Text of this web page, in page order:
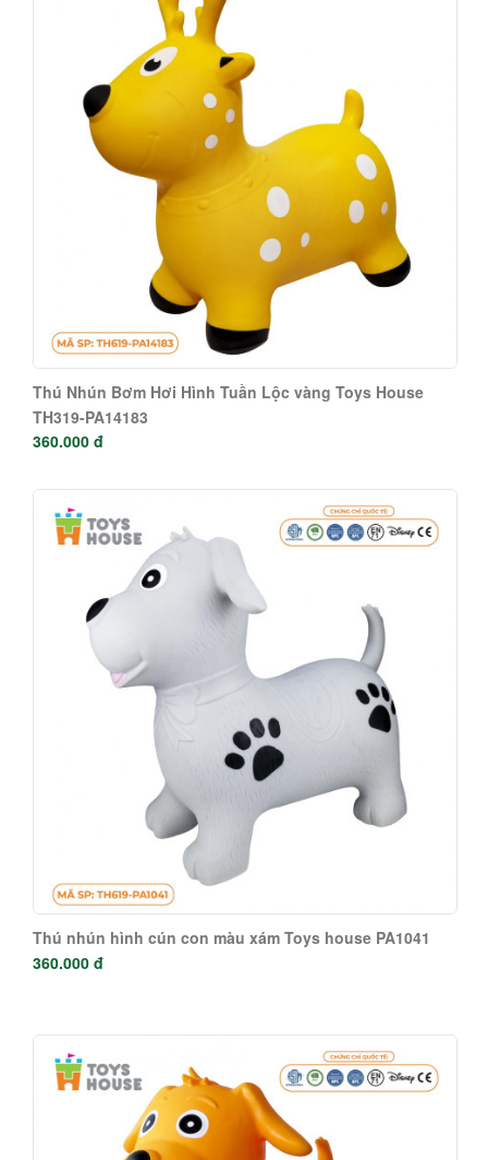
Thú Nhún Bơm Hơi Hình Tuần Lộc vàng Toys House
TH319-PA14183
360.000 đ
Thú nhún hình cún con màu xám Toys house PA1041
360.000 đ